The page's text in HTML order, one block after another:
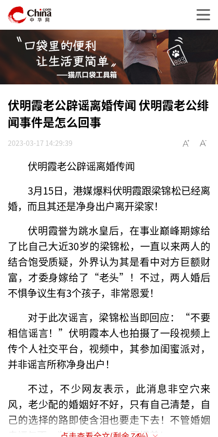
伏明霞老公辟谣离婚传闻 伏明霞老公绯
闻事件是怎么回事
2023-03-17 14:29:39
伏明霞老公辟谣离婚传闻
3月15日，港媒爆料伏明霞跟梁锦松已经离
婚，而且其还是净身出户离开梁家！
伏明霞誉为跳水皇后，在事业巅峰期嫁给
了比自己大近30岁的梁锦松，一直以来两人的
结合饱受质疑，外界认为其是看中对方巨额财
富，才委身嫁给了“老头”！不过，两人婚后
不惧争议生有3个孩子，非常恩爱！
对于此次谣言，梁锦松当即回应：“不要
相信谣言！”伏明霞本人也拍摄了一段视频上
传个人社交平台，视频中，其参加闺蜜派对，
并非谣言所称净身出户！
不过，不少网友表示，此消息非空穴来
风，老少配的婚姻好不好，只有自己清楚，自
己的选择的路即使含泪也要走下去！不管婚姻